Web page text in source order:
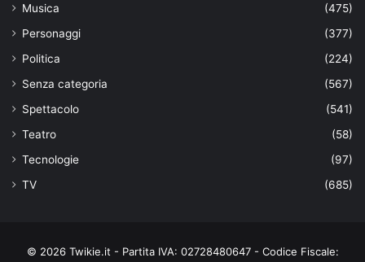
Musica
(475)
Personaggi
(377)
Politica
(224)
Senza categoria
(567)
Spettacolo
(541)
Teatro
(58)
Tecnologie
(97)
TV
(685)
© 2026 Twikie.it - Partita IVA: 02728480647 - Codice Fiscale: